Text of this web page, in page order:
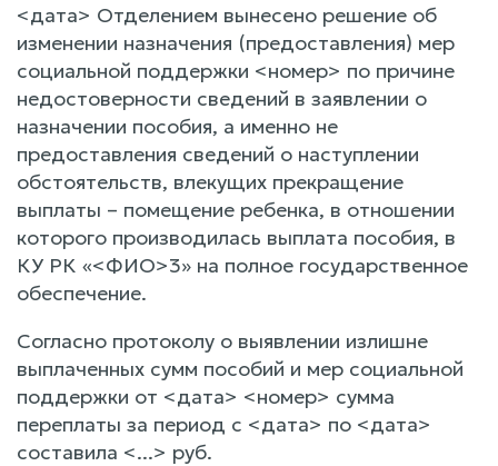
<дата> Отделением вынесено решение об
изменении назначения (предоставления) мер
социальной поддержки <номер> по причине
недостоверности сведений в заявлении о
назначении пособия, а именно не
предоставления сведений о наступлении
обстоятельств, влекущих прекращение
выплаты – помещение ребенка, в отношении
которого производилась выплата пособия, в
КУ РК «<ФИО>3» на полное государственное
обеспечение.
Согласно протоколу о выявлении излишне
выплаченных сумм пособий и мер социальной
поддержки от <дата> <номер> сумма
переплаты за период с <дата> по <дата>
составила <...> руб.